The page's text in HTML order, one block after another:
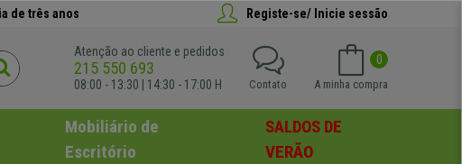
de três anos Registe-se/ Inicie sessão
Atenção ao cliente e pedidos
215 550 693
08:00 - 13:30 | 14:30 - 17:00 H
0
A minha compra
Contato
Mobiliário de
Escritório
SALDOS DE
VERÃO